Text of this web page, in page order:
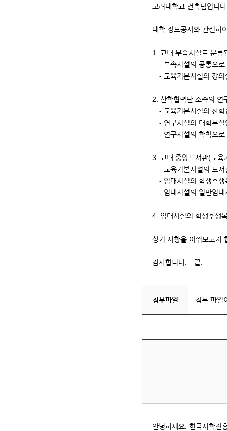
일,
회
운
트
입
다.
고려대학교 건축팀입니
대학 정보공시와 관련하
1. 교내 부속시설로 분류
- 부속시설의 공통으로
- 교육기본시설의 강의
2. 산학협력단 소속의 연
- 교육기본시설의 산학
- 연구시설의 대학부설
- 연구시설의 학칙으로
3. 교내 중앙도서관(교육
- 교육기본시설의 도서
- 임대시설의 학생후생
- 임대시설의 일반임대
4. 임대시설의 학생후생
상기 사항을 여쭤보고자
감사합니다. 끝.
첨부파일 첨부 파일
안녕하세요. 한국사학진